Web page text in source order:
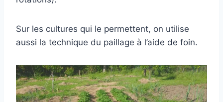
Sur les cultures qui le permettent, on utilise
aussi la technique du paillage à l’aide de foin.